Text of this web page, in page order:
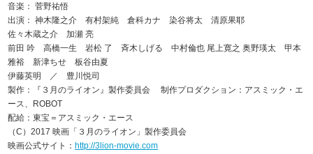
音楽： 菅野祐悟
出演： 神木隆之介 有村架純 倉科カナ 染谷将太 清原果耶
佐々木蔵之介 加瀬 亮
前田 吟 高橋一生 岩松 了 斉木しげる 中村倫也 尾上寛之 奥野瑛太 甲本
雅裕 新津ちせ 板谷由夏
伊藤英明 ／ 豊川悦司
製作：『３月のライオン』製作委員会 制作プロダクション：アスミック・エ
ース、ROBOT
配給：東宝＝アスミック・エース
（C）2017 映画「３月のライオン」製作委員会
映画公式サイト：http://3lion-movie.com